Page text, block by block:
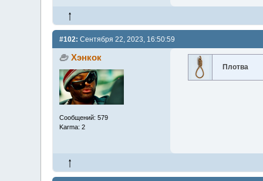
#102: Сентября 22, 2023, 16:50:59
Хэнкок
Сообщений: 579
Karma: 2
Плотва